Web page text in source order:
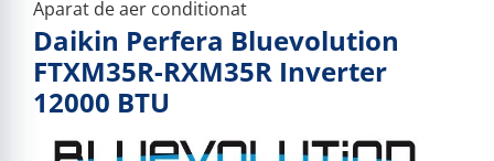
Aparat de aer conditionat
Daikin Perfera Bluevolution
FTXM35R-RXM35R Inverter
12000 BTU